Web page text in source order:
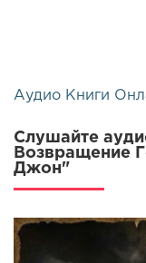
Аудио Книги
Слушайте
Возвращение
Джон"